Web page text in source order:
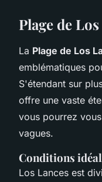
Plage de
La Plage de Los
emblématiques
S'étendant sur
offre une vaste
vous pourrez
vagues.
Conditions
Los Lances est